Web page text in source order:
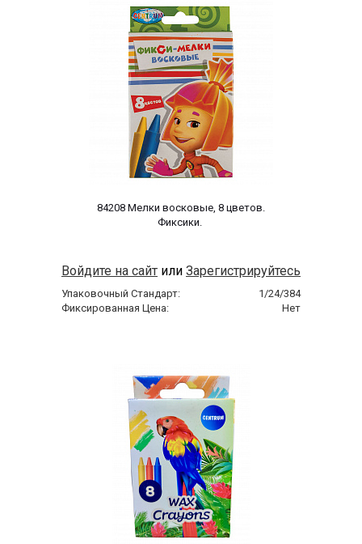
84208 Мелки восковые, 8 цветов.
Войдите на сайт или Зарегистрируйтесь
Упаковочный Стандарт:
1/24/384
Фиксированная Цена:
Нет